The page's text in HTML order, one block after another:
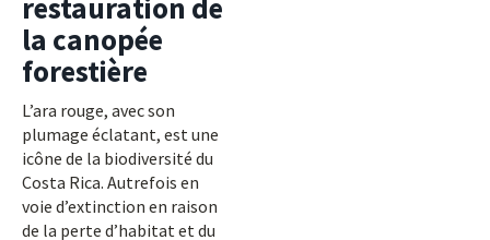
restauration de
la canopée
forestière
L’ara rouge, avec son
plumage éclatant, est une
icône de la biodiversité du
Costa Rica. Autrefois en
voie d’extinction en raison
de la perte d’habitat et du